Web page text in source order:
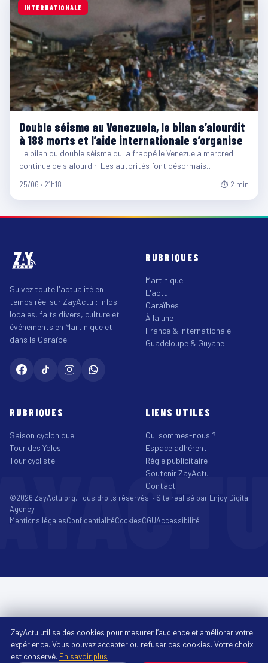
INTERNATIONALE
Double séisme au Venezuela, le bilan s’alourdit
à 188 morts et l’aide internationale s’organise
Le bilan du double séisme qui a frappé le Venezuela mercredi
continue de s'alourdir. Les autorités font désormais…
25/06 · 21h18 ⏱ 2 min
Suivez toute l'actualité en
temps réel sur ZayActu : infos
locales, faits divers, culture et
événements en Martinique et
dans la Caraïbe.
RUBRIQUES
Martinique
L'actu
Caraïbes
À la une
France & Internationale
Guadeloupe & Guyane
RUBRIQUES
Saison cyclonique
Tour des Yoles
Tour cycliste
LIENS UTILES
Qui sommes-nous ?
Espace adhérent
Régie publicitaire
Soutenir ZayActu
Contact
©2026 ZayActu.org. Tous droits réservés. · Site réalisé par Enjoy Digital
Agency
Mentions légalesConfidentialitéCookiesCGUAccessibilité
ZayActu utilise des cookies pour mesurer l’audience et améliorer votre
expérience. Vous pouvez accepter ou refuser ces cookies. Votre choix
est conservé. En savoir plus